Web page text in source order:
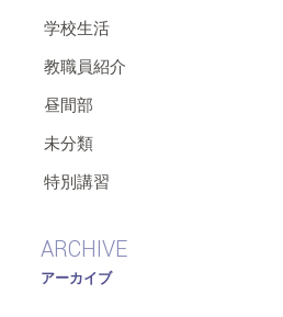
学校生活
教職員紹介
昼間部
未分類
特別講習
ARCHIVE
アーカイブ